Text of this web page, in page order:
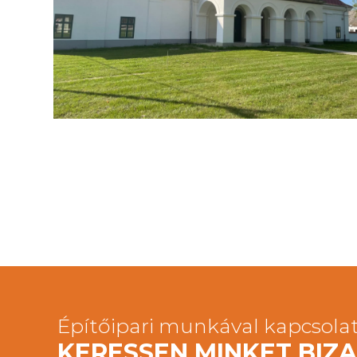
Építőipari munkával